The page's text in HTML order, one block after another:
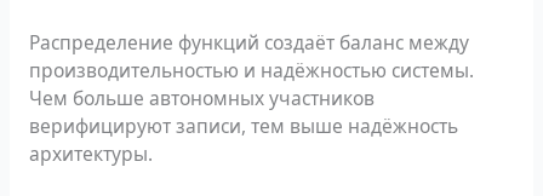
Распределение функций создаёт баланс между
производительностью и надёжностью системы.
Чем больше автономных участников
верифицируют записи, тем выше надёжность
архитектуры.